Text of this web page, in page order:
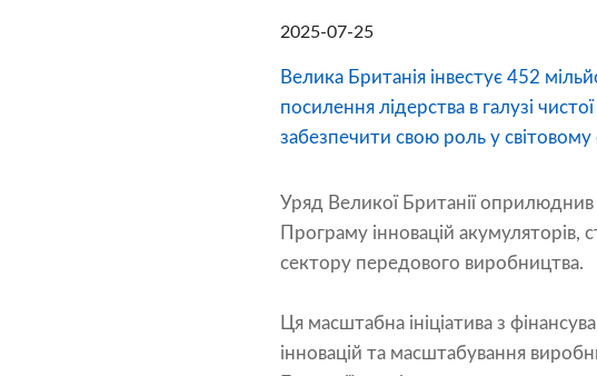
2025-07-25
Велика Британія інвестує 452
посилення лідерства в галузі
забезпечити свою роль у
Уряд Великої Британії оприлюднив
Програму інновацій
сектору передового виробництва.
Ця масштабна ініціатива з
інновацій та масштабування